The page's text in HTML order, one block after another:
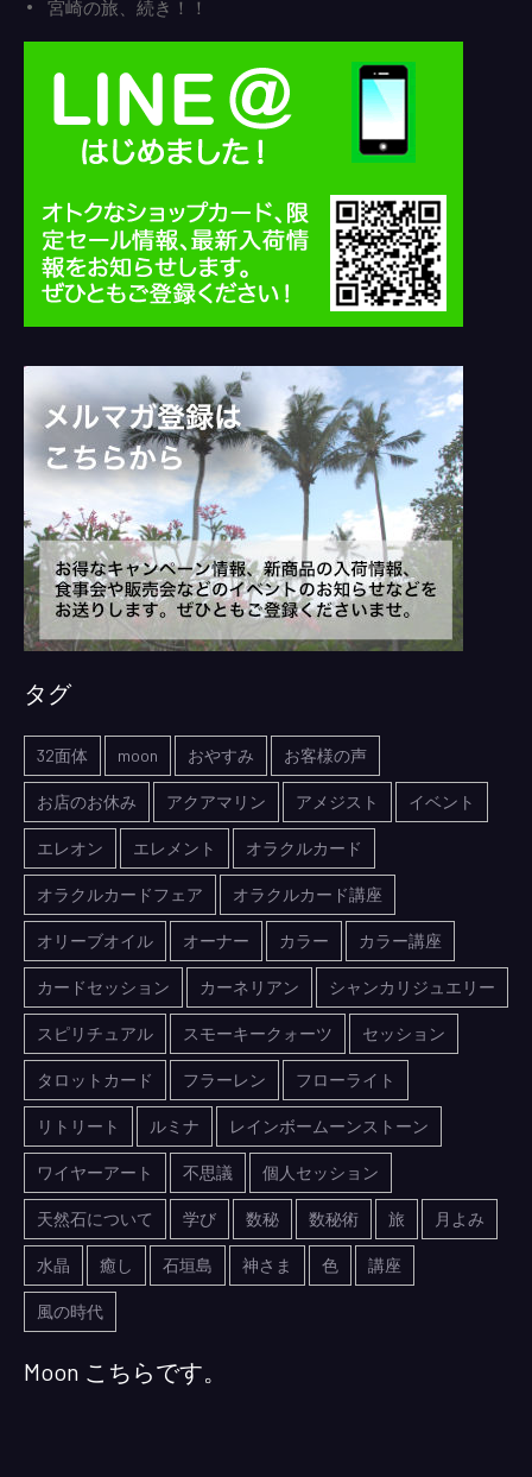
宮崎の旅、続き！！
タグ
32面体 moon おやすみ お客様の声
お店のお休み アクアマリン アメジスト イベント
エレオン エレメント オラクルカード
オラクルカードフェア オラクルカード講座
オリーブオイル オーナー カラー カラー講座
カードセッション カーネリアン シャンカリジュエリー
スピリチュアル スモーキークォーツ セッション
タロットカード フラーレン フローライト
リトリート ルミナ レインボームーンストーン
ワイヤーアート 不思議 個人セッション
天然石について 学び 数秘 数秘術 旅 月よみ
水晶 癒し 石垣島 神さま 色 講座
風の時代
Moon こちらです。